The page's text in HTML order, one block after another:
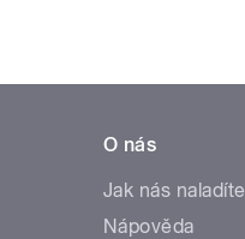
O nás
Jak nás naladíte
Nápověda